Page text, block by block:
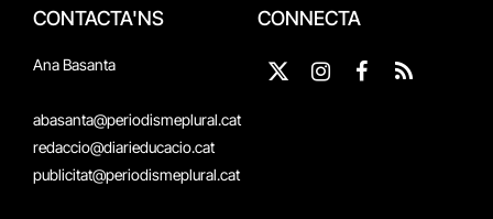
CONTACTA'NS
Ana Basanta
abasanta@periodismeplural.cat
redaccio@diarieducacio.cat
publicitat@periodismeplural.cat
CONNECTA
X
Instagram
Facebook
RSS